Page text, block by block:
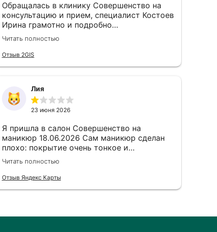
Обращалась в клинику Совершенство на
консультацию и прием, специалист Костоев
Ирина грамотно и подробно
проконсультировала, мои страхи
улетучились и провели необходимую
процедуру лазером. Очень довольна☺Всем
Читать полностью
Отзыв 2GIS
Лия
23 июня 2026
Я пришла в салон Совершенство на
маникюр 18.06.2026 Сам маникюр сделан
плохо: покрытие очень тонкое и
неаккуратное, совсем не похож на только
сделанный маникюр, маникюр выполнен в
мокрой технике, инструменты старые и как
началась аллергия — покраснение, отёк и
Читать полностью
Отзыв Яндекс Карты